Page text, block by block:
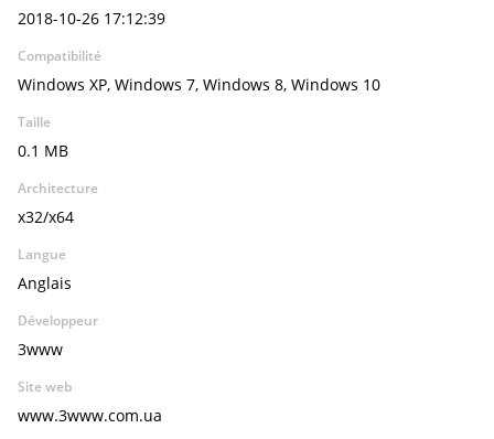
2018-10-26 17:12:39
Compatibilité
Windows XP, Windows 7, Windows 8, Windows 10
Taille
0.1 MB
Architecture
x32/x64
Langue
Anglais
Développeur
3www
Site web
www.3www.com.ua